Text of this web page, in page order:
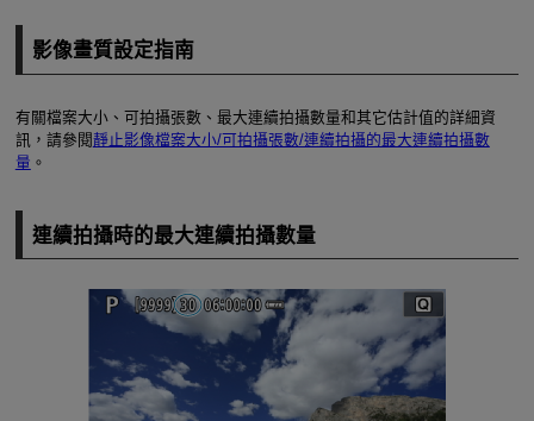
影像畫質設定指南
有關檔案大小、可拍攝張數、最大連續拍攝數量和其它估計值的詳細資
訊，請參閱靜止影像檔案大小/可拍攝張數/連續拍攝的最大連續拍攝數
量 。
連續拍攝時的最大連續拍攝數量